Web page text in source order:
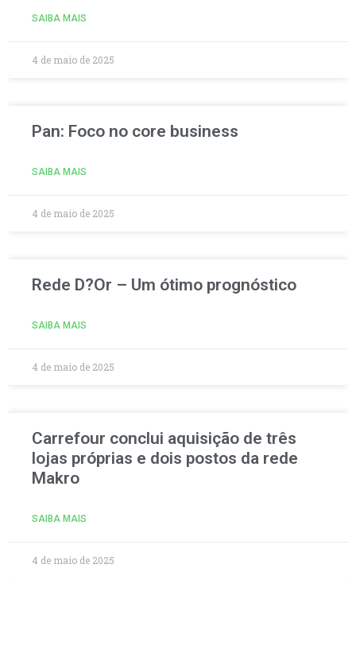
SAIBA MAIS
4 de maio de 2025
Pan: Foco no core business
SAIBA MAIS
4 de maio de 2025
Rede D?Or – Um ótimo prognóstico
SAIBA MAIS
4 de maio de 2025
Carrefour conclui aquisição de três
lojas próprias e dois postos da rede
Makro
SAIBA MAIS
4 de maio de 2025